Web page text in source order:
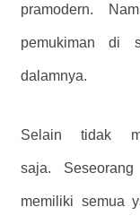
pramodern.
pemukiman di
dalamnya.
Selain tidak
saja.
memiliki semua